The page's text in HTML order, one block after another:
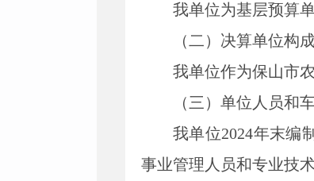
我单位为基层预算
（二） 决算单位构成
我单位作为保山市
（三 ） 单位 人员和
我单位2024年末编
事业管理人员和专业技